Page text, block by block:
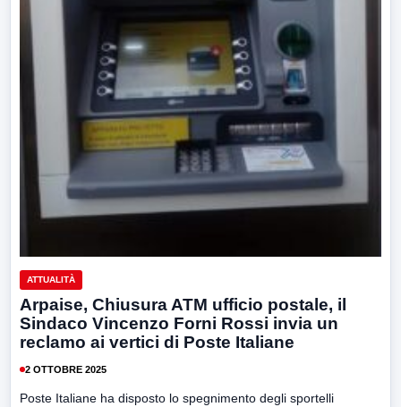
ATTUALITÀ
Arpaise, Chiusura ATM ufficio postale, il
Sindaco Vincenzo Forni Rossi invia un
reclamo ai vertici di Poste Italiane
2 OTTOBRE 2025
Poste Italiane ha disposto lo spegnimento degli sportelli